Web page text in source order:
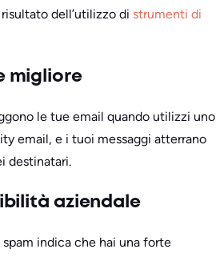
dell’utilizzo di strumenti di
migliore
le tue email quando utilizzi uno
email, e i tuoi messaggi atterrano
destinatari.
aziendale
indica che hai una forte